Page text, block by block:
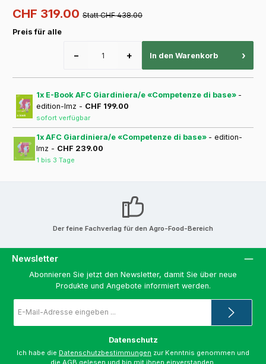
CHF 319.00 Statt CHF 438.00
Preis für alle
− + In den Warenkorb ›
1x E-Book AFC Giardiniera/e «Competenze di base» -
edition-lmz - CHF 199.00
sofort verfügbar
1x AFC Giardiniera/e «Competenze di base» - edition-
lmz - CHF 239.00
1 bis 3 Tage
Der feine Fachverlag für den Agro-Food-Bereich
Newsletter
Abonnieren Sie jetzt den Newsletter, damit Sie über neue
Produkte und Angebote informiert werden.
Mail-
*
Datenschutz
Ich habe die Datenschutzbestimmungen zur Kenntnis genommen und